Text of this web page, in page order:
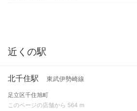
近くの駅
北千住駅 東武伊勢崎線
足立区千住旭町
このページの店舗から 564 m